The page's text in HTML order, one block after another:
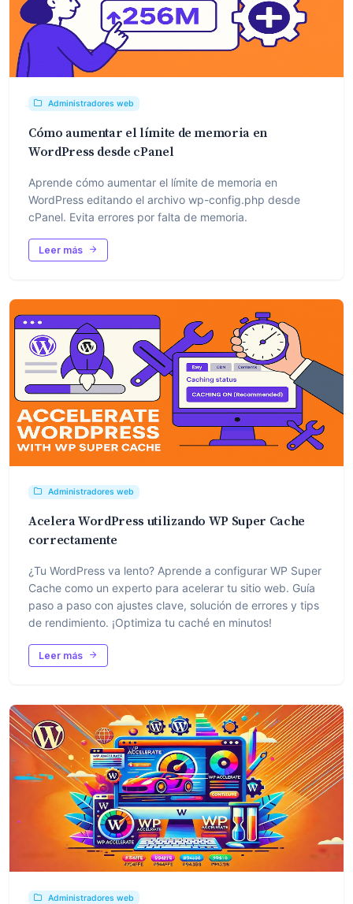
Administradores web
Cómo aumentar el límite de memoria en
WordPress desde cPanel
Aprende cómo aumentar el límite de memoria en
WordPress editando el archivo wp-config.php desde
cPanel. Evita errores por falta de memoria.
Leer más
Administradores web
Acelera WordPress utilizando WP Super Cache
correctamente
¿Tu WordPress va lento? Aprende a configurar WP Super
Cache como un experto para acelerar tu sitio web. Guía
paso a paso con ajustes clave, solución de errores y tips
de rendimiento. ¡Optimiza tu caché en minutos!
Leer más
Administradores web